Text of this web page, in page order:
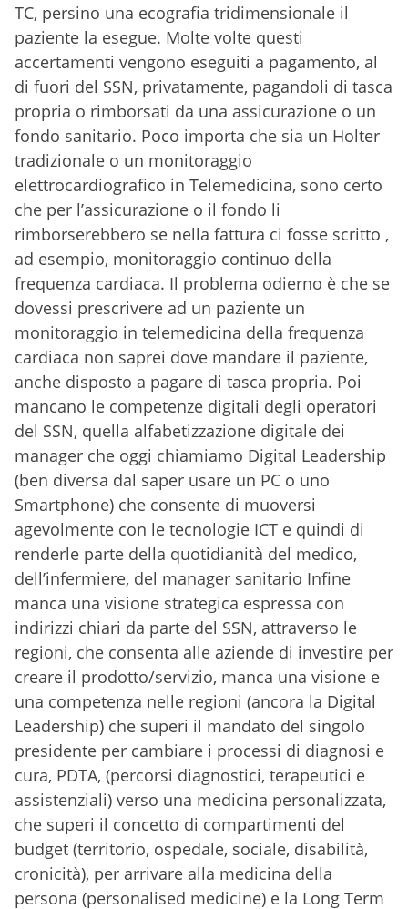
TC, persino una ecografia tridimensionale il
paziente la esegue. Molte volte questi
accertamenti vengono eseguiti a pagamento, al
di fuori del SSN, privatamente, pagandoli di tasca
propria o rimborsati da una assicurazione o un
fondo sanitario. Poco importa che sia un Holter
tradizionale o un monitoraggio
elettrocardiografico in Telemedicina, sono certo
che per l’assicurazione o il fondo li
rimborserebbero se nella fattura ci fosse scritto ,
ad esempio, monitoraggio continuo della
frequenza cardiaca. Il problema odierno è che se
dovessi prescrivere ad un paziente un
monitoraggio in telemedicina della frequenza
cardiaca non saprei dove mandare il paziente,
anche disposto a pagare di tasca propria. Poi
mancano le competenze digitali degli operatori
del SSN, quella alfabetizzazione digitale dei
manager che oggi chiamiamo Digital Leadership
(ben diversa dal saper usare un PC o uno
Smartphone) che consente di muoversi
agevolmente con le tecnologie ICT e quindi di
renderle parte della quotidianità del medico,
dell’infermiere, del manager sanitario Infine
manca una visione strategica espressa con
indirizzi chiari da parte del SSN, attraverso le
regioni, che consenta alle aziende di investire per
creare il prodotto/servizio, manca una visione e
una competenza nelle regioni (ancora la Digital
Leadership) che superi il mandato del singolo
presidente per cambiare i processi di diagnosi e
cura, PDTA, (percorsi diagnostici, terapeutici e
assistenziali) verso una medicina personalizzata,
che superi il concetto di compartimenti del
budget (territorio, ospedale, sociale, disabilità,
cronicità), per arrivare alla medicina della
persona (personalised medicine) e la Long Term